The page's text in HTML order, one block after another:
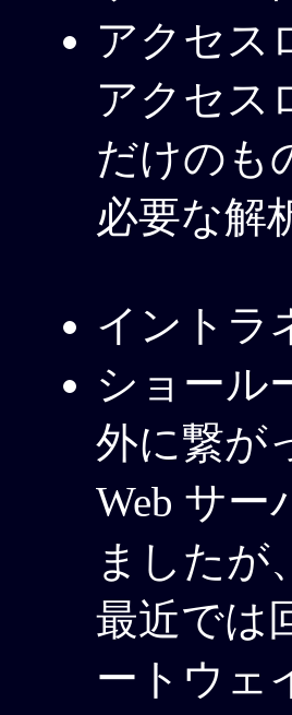
アクセス
アクセス
だけのも
必要な解
イントラ
ショール
外に繋が
Web サ
ましたが、
最近では
ートウェ